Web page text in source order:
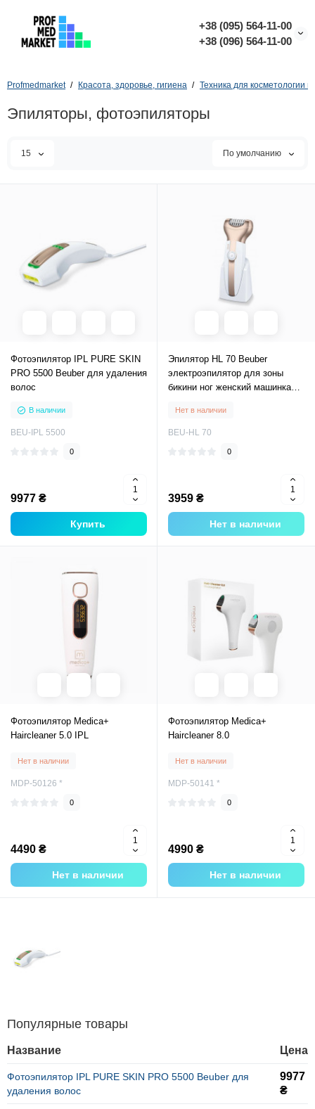
+38 (095) 564-11-00
+38 (096) 564-11-00
Profmedmarket Красота, здоровье, гигиена Техника для косметологии и
Эпиляторы, фотоэпиляторы
15 По умолчанию
Фотоэпилятор IPL PURE SKIN
PRO 5500 Beuber для удаления
волос
В наличии
BEU-IPL 5500
0
9977 ₴
Купить
Эпилятор HL 70 Beuber
электроэпилятор для зоны
бикини ног женский машинка
Нет в наличии
BEU-HL 70
0
3959 ₴
Нет в наличии
Фотоэпилятор Medica+
Haircleaner 5.0 IPL
Нет в наличии
MDP-50126 *
0
4490 ₴
Нет в наличии
Фотоэпилятор Medica+
Haircleaner 8.0
Нет в наличии
MDP-50141 *
0
4990 ₴
Нет в наличии
Популярные товары
Название Цена
Фотоэпилятор IPL PURE SKIN PRO 5500 Beuber для
удаления волос
9977
₴